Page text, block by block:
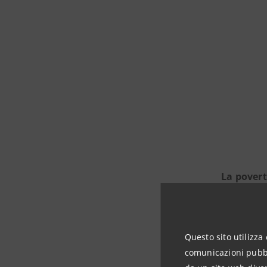
Questo sito utilizza
comunicazioni
La
famiglie
Per
opere di